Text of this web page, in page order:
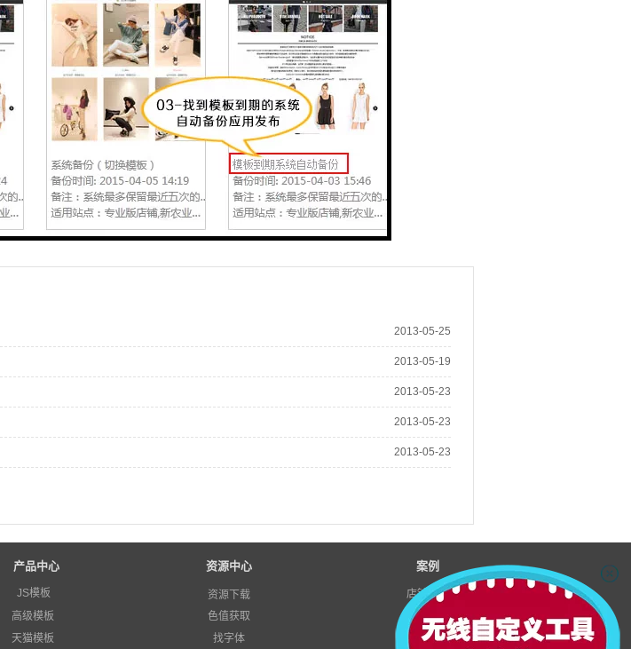
2013-05-25
2013-05-19
2013-05-23
2013-05-23
2013-05-23
产品中心 资源中心 案例
JS模板
高级模板
天猫模板
资源下载
店铺案例
模块示例
店铺方案
色值获取
找字体